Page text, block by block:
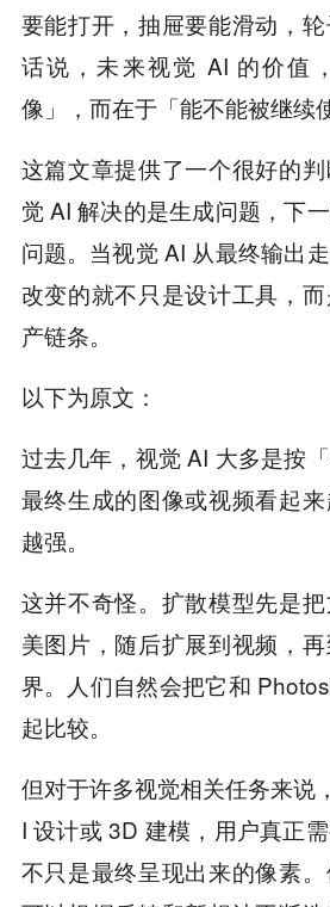
要能打开，抽屉要能滑动，
话说，未来视觉 AI 的价值
像」，而在于「能不能被继续
这篇文章提供了一个很好的
觉 AI 解决的是生成问题，下
问题。当视觉 AI 从最终输出
改变的就不只是设计工具，
产链条。
以下为原文：
过去几年，视觉 AI 大多是按
最终生成的图像或视频看起
越强。
这并不奇怪。扩散模型先是
美图片，随后扩展到视频，
界。人们自然会把它和
起比较。
但对于许多视觉相关任务来说
I 设计或 3D 建模，用户真正
不只是最终呈现出来的像素